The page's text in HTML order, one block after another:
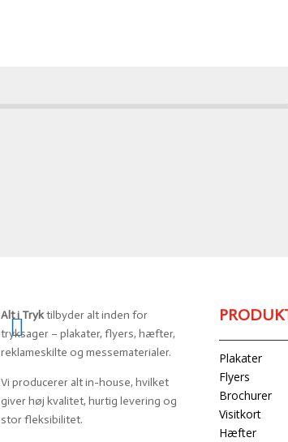

Alt i Tryktilbyder alt inden for
tryksager – plakater, flyers, hæfter,
reklameskilte og messematerialer.
Vi producerer alt in-house, hvilket
giver høj kvalitet, hurtig levering og
stor fleksibilitet.
Plakater
Flyers
Brochurer
Visitkort
Hæfter